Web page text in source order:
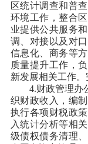
区统计调查和普
环境工作，整合
业提供公共服务
调、对接以及对
信息化、商务等
质量提升工作，
新发展相关工作。
4.财政管理办
织财政收入，编
执行各项财税政
入统计分析等相
级债权债务清理